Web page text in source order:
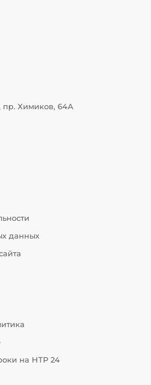
пр. Химиков, 64А
данных
на НТР 24